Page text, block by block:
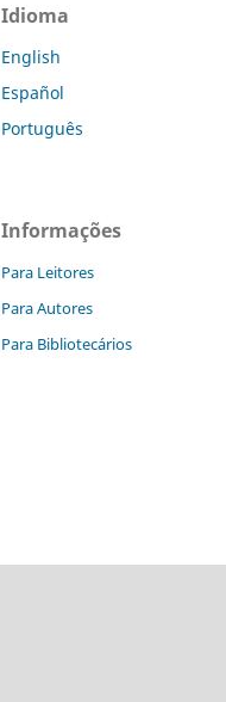
Idioma
English
Español
Português
Informações
Para Leitores
Para Autores
Para Bibliotecários